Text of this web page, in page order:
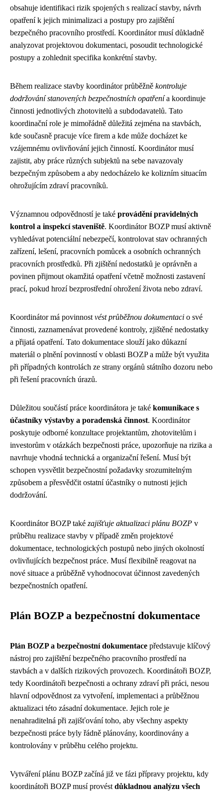
obsahuje identifikaci rizik spojených s realizací stavby, návrh
opatření k jejich minimalizaci a postupy pro zajištění
bezpečného pracovního prostředí. Koordinátor musí důkladně
analyzovat projektovou dokumentaci, posoudit technologické
postupy a zohlednit specifika konkrétní stavby.
Během realizace stavby koordinátor průběžně kontroluje
dodržování stanovených bezpečnostních opatřenía koordinuje
činnosti jednotlivých zhotovitelů a subdodavatelů. Tato
koordinační role je mimořádně důležitá zejména na stavbách,
kde současně pracuje více firem a kde může docházet ke
vzájemnému ovlivňování jejich činností. Koordinátor musí
zajistit, aby práce různých subjektů na sebe navazovaly
bezpečným způsobem a aby nedocházelo ke kolizním situacím
ohrožujícím zdraví pracovníků.
Významnou odpovědností je také provádění pravidelných
kontrol a inspekcí staveniště. Koordinátor BOZP musí aktivně
vyhledávat potenciální nebezpečí, kontrolovat stav ochranných
zařízení, lešení, pracovních pomůcek a osobních ochranných
pracovních prostředků. Při zjištění nedostatků je oprávněn a
povinen přijmout okamžitá opatření včetně možnosti zastavení
prací, pokud hrozí bezprostřední ohrožení života nebo zdraví.
Koordinátor má povinnost vést průběžnou dokumentaci o své
činnosti, zaznamenávat provedené kontroly, zjištěné nedostatky
a přijatá opatření. Tato dokumentace slouží jako důkazní
materiál o plnění povinností v oblasti BOZP a může být využita
při případných kontrolách ze strany orgánů státního dozoru nebo
při řešení pracovních úrazů.
Důležitou součástí práce koordinátora je také komunikace s
účastníky výstavby a poradenská činnost. Koordinátor
poskytuje odborné konzultace projektantům, zhotovitelům i
investorům v otázkách bezpečnosti práce, upozorňuje na rizika a
navrhuje vhodná technická a organizační řešení. Musí být
schopen vysvětlit bezpečnostní požadavky srozumitelným
způsobem a přesvědčit ostatní účastníky o nutnosti jejich
dodržování.
Koordinátor BOZP také zajišťuje aktualizaci plánu BOZP v
průběhu realizace stavby v případě změn projektové
dokumentace, technologických postupů nebo jiných okolností
ovlivňujících bezpečnost práce. Musí flexibilně reagovat na
nové situace a průběžně vyhodnocovat účinnost zavedených
bezpečnostních opatření.
Plán BOZP a bezpečnostní dokumentace
Plán BOZP a bezpečnostní dokumentace představuje klíčový
nástroj pro zajištění bezpečného pracovního prostředí na
stavbách a v dalších rizikových provozech. Koordinátoři BOZP,
tedy Koordinátoři bezpečnosti a ochrany zdraví při práci, nesou
hlavní odpovědnost za vytvoření, implementaci a průběžnou
aktualizaci této zásadní dokumentace. Jejich role je
nenahraditelná při zajišťování toho, aby všechny aspekty
bezpečnosti práce byly řádně plánovány, koordinovány a
kontrolovány v průběhu celého projektu.
Vytváření plánu BOZP začíná již ve fázi přípravy projektu, kdy
koordinátoři BOZP musí provést důkladnou analýzu všech